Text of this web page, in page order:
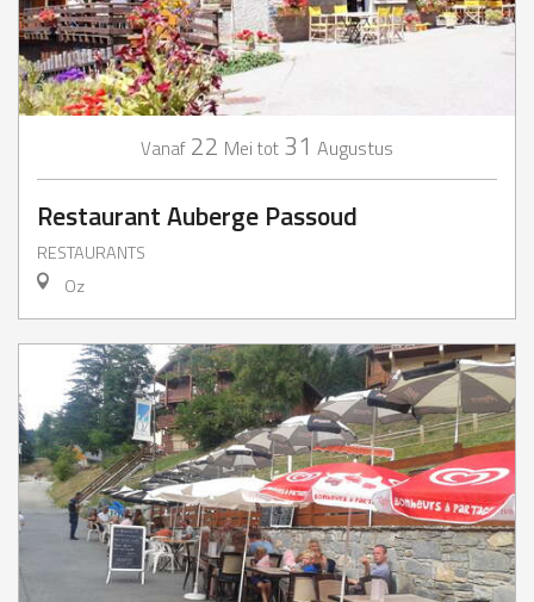
Vanaf 22 Mei tot 31 Augustus
Restaurant Auberge Passoud
RESTAURANTS
Oz